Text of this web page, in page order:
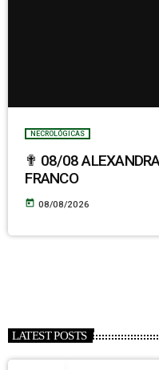
NECROLÓGICAS
✟ 08/08
FRANCO
today 08/08/2026
LATEST POSTS